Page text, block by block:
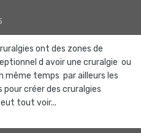
ont des zones de
d avoir une cruralgie ou
même temps par ailleurs les
créer des cruralgies
tout voir...